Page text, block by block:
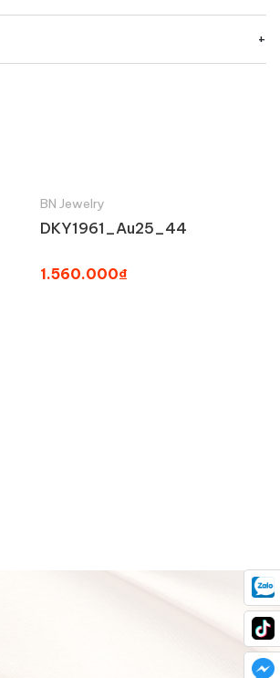
BN Jewelry
DKY1961_Au25_44
1.560.000₫